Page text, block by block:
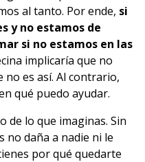
al tanto. Por ende, si
y no estamos de
si no estamos en las
implicaría que no
no es así. Al contrario,
qué puedo ayudar.
de lo que imaginas. Sin
no daña a nadie ni le
por qué quedarte